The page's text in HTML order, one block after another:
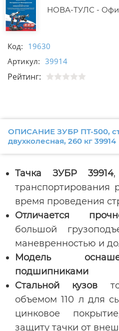
НОВА-ТУЛС -
Код: 19630
Артикул: 39914
Рейтинг:
ОПИСАНИЕ ЗУБР ПТ-500,
двухколесная, 260 кг 39914
Тачка ЗУБР 39914,
транспортирования
время проведения
Отличается
большой
маневренностью и
Модель
подшипниками
Cтальной кузов
объемом 110 л для
цинковое
защиту тачки от